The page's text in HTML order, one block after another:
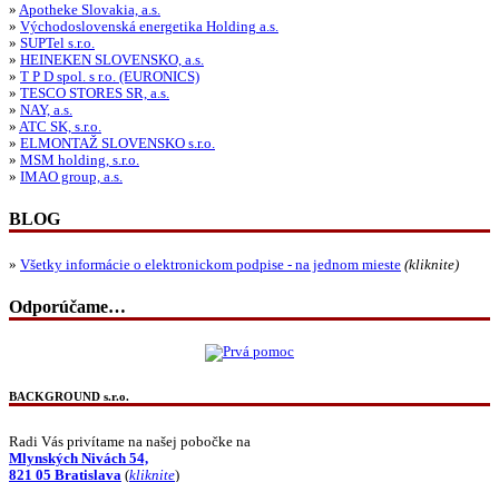
» Apotheke Slovakia, a.s.
» Východoslovenská energetika Holding a.s.
» SUPTel s.r.o.
» HEINEKEN SLOVENSKO, a.s.
» T P D spol. s r.o. (EURONICS)
» TESCO STORES SR, a.s.
» NAY, a.s.
» ATC SK, s.r.o.
» ELMONTAŽ SLOVENSKO s.r.o.
» MSM holding, s.r.o.
» IMAO group, a.s.
BLOG
» Všetky informácie o elektronickom podpise - na jednom mieste (kliknite)
Odporúčame…
BACKGROUND s.r.o.
Radi Vás privítame na našej pobočke na
Mlynských Nivách 54,
821 05 Bratislava (kliknite)